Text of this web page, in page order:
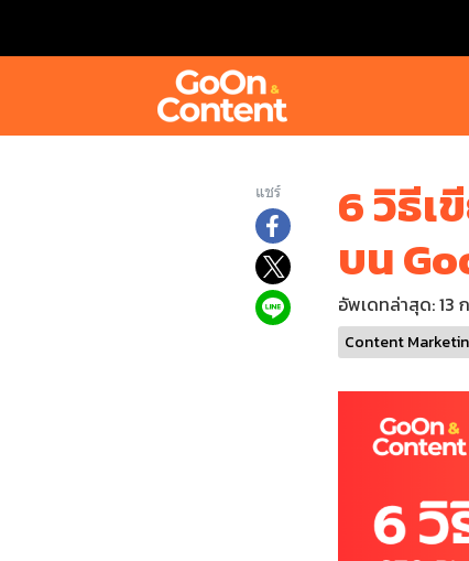
แชร์
6 วิธีเ
บน
อัพเดทล่าสุด: 13
Content